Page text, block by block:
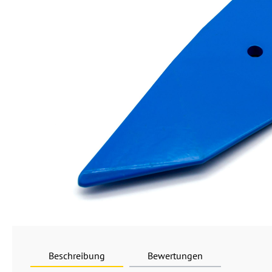
Beschreibung Bewertungen